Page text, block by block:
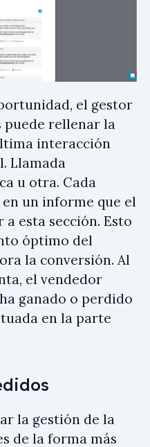
el gestor
puede rellenar la
interacción
Llamada
u otra. Cada
un informe que el
esta sección. Esto
óptimo del
la conversión. Al
el vendedor
ganado o perdido
en la parte
la gestión de la
de la forma más